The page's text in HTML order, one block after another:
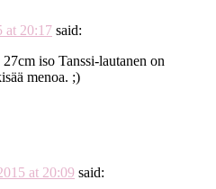
at 20:17 said:
iso Tanssi-lautanen on
menoa. ;)
at 20:09 said: